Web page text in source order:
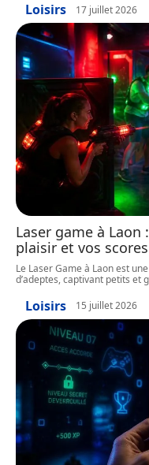
Loisirs 17 juillet 2026
Laser game à
plaisir et vos scores
Le Laser Game à Laon est
d’adeptes, captivant petits et
Loisirs 15 juillet 2026